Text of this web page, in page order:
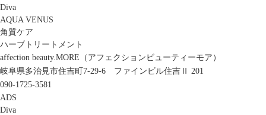
Diva
AQUA VENUS
角質ケア
ハーブトリートメント
affection beauty.MORE（アフェクションビューティーモア）
岐阜県多治見市住吉町7-29-6 ファインビル住吉Ⅱ 201
090-1725-3581
ADS
Diva